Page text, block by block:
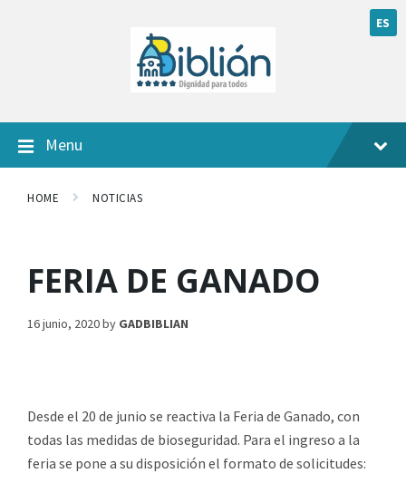
ES
Menu
HOME NOTICIAS
FERIA DE GANADO
16 junio, 2020by GADBIBLIAN
Desde el 20 de junio se reactiva la Feria de Ganado, con
todas las medidas de bioseguridad. Para el ingreso a la
feria se pone a su disposición el formato de solicitudes: